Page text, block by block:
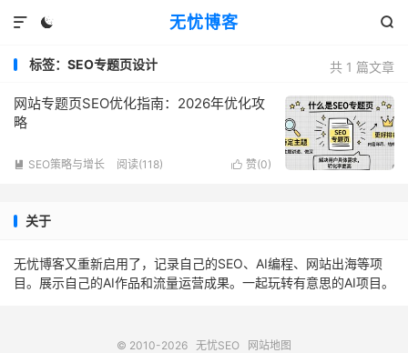
无忧博客
 

共 1 篇文章
标签：SEO专题页设计
网站专题页SEO优化指南：2026年优化攻
略
 赞(0)
 SEO策略与增长 阅读(118)
关于
无忧博客又重新启用了，记录自己的SEO、AI编程、网站出海等项
目。展示自己的AI作品和流量运营成果。一起玩转有意思的AI项目。
© 2010-2026 无忧SEO
网站地图